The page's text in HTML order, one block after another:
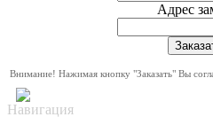
Адрес
Внимание! Нажимая кнопку "Заказать" Вы
Навигация